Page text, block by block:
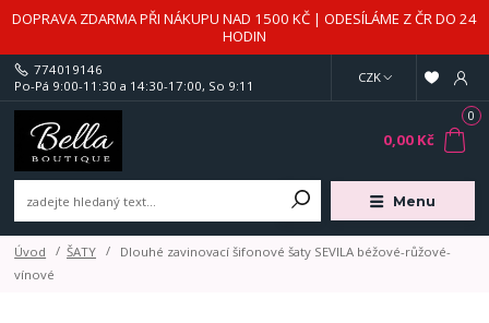
DOPRAVA ZDARMA PŘI NÁKUPU NAD 1500 KČ | ODESÍLÁME Z ČR DO 24
HODIN
Menu
CZK
774019146
Po-Pá 9:00-11:30 a 14:30-17:00, So 9:11
0
0,00 Kč
Úvod ŠATY
Dlouhé zavinovací šifonové šaty SEVILA béžové-růžové-
vínové